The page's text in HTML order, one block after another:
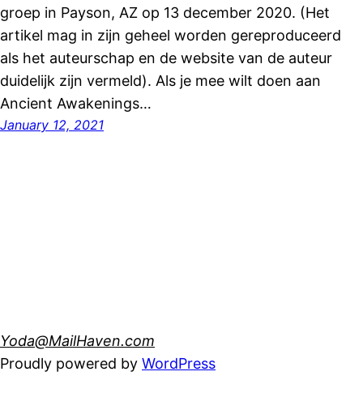
groep in Payson, AZ op 13 december 2020. (Het
artikel mag in zijn geheel worden gereproduceerd
als het auteurschap en de website van de auteur
duidelijk zijn vermeld). Als je mee wilt doen aan
Ancient Awakenings…
January 12, 2021
Yoda@MailHaven.com
Proudly powered by WordPress